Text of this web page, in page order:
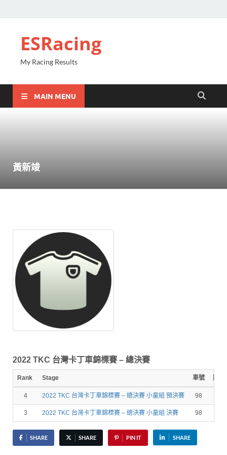
ESRacing
My Racing Results
MAIN MENU
黃新竣
2022 TKC 台灣卡丁車錦標賽 – 總決賽
Rank Stage 車號
4 2022 TKC 台灣卡丁車錦標賽 – 總決賽 小童組 預決賽 98
3 2022 TKC 台灣卡丁車錦標賽 – 總決賽 小童組 決賽 98
SHARE SHARE PIN IT SHARE